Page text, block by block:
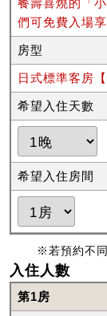
餐壽喜燒的「
們可免費入場享
房型
日式標準客房
希望入住天數
希望入住房間
※若預約不
入住人數
第1房